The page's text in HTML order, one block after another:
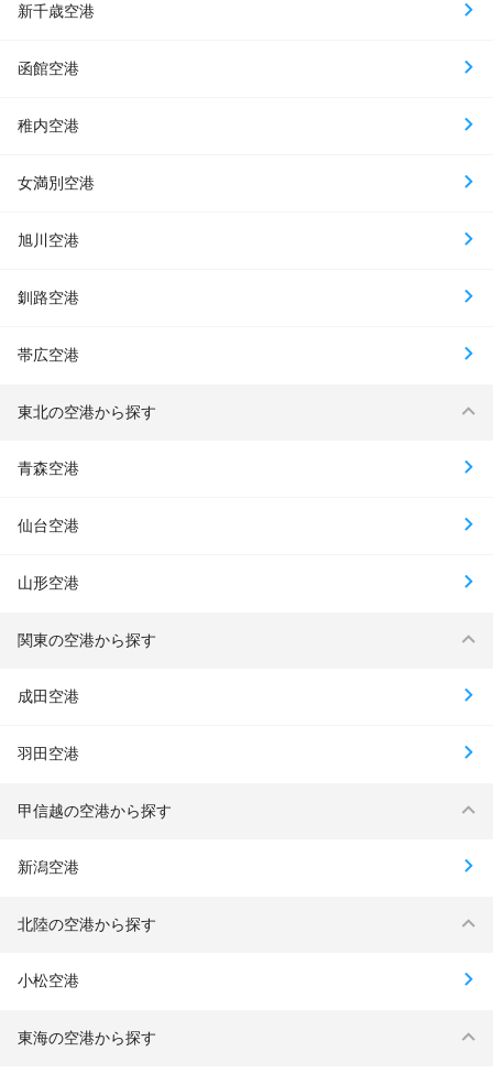
新千歳空港
函館空港
稚内空港
女満別空港
旭川空港
釧路空港
帯広空港
東北の空港から探す
青森空港
仙台空港
山形空港
関東の空港から探す
成田空港
羽田空港
甲信越の空港から探す
新潟空港
北陸の空港から探す
小松空港
東海の空港から探す